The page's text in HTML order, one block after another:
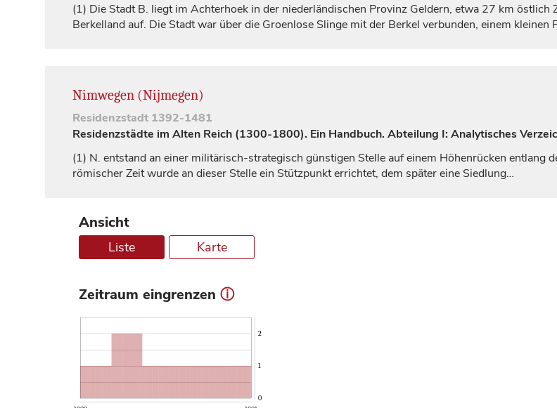
(1) Die Stadt B. liegt im Achterhoek in der niederländischen Provinz Geldern, etwa 27 km östlich
Berkelland auf. Die Stadt war über die Groenlose Slinge mit der Berkel verbunden, einem kleinen
Nimwegen (Nijmegen)
Residenzstadt 1392-1481
Residenzstädte im Alten Reich (1300-1800). Ein Handbuch. Abteilung I: Analytisches
(1) N. entstand an einer militärisch-strategisch günstigen Stelle auf einem Höhenrücken entlang
römischer Zeit wurde an dieser Stelle ein Stützpunkt errichtet, dem später eine Siedlung…
Ansicht
Liste Karte
Zeitraum eingrenzen ⓘ
0
1
2